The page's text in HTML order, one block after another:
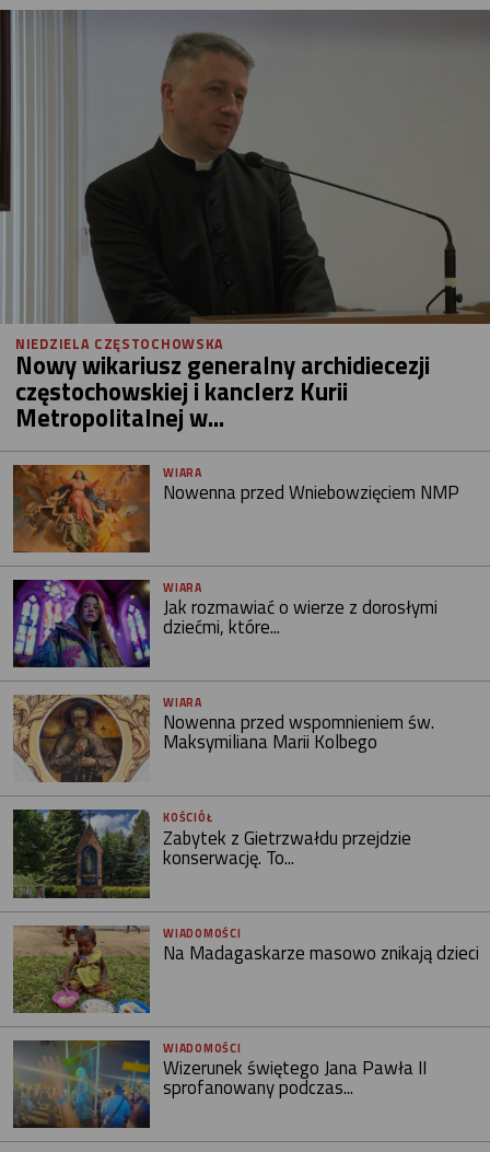
NIEDZIELA CZĘSTOCHOWSKA
Nowy wikariusz generalny archidiecezji
częstochowskiej i kanclerz Kurii
Metropolitalnej w...
WIARA
Nowenna przed Wniebowzięciem NMP
WIARA
Jak rozmawiać o wierze z dorosłymi
dziećmi, które...
WIARA
Nowenna przed wspomnieniem św.
Maksymiliana Marii Kolbego
KOŚCIÓŁ
Zabytek z Gietrzwałdu przejdzie
konserwację. To...
WIADOMOŚCI
Na Madagaskarze masowo znikają dzieci
WIADOMOŚCI
Wizerunek świętego Jana Pawła II
sprofanowany podczas...